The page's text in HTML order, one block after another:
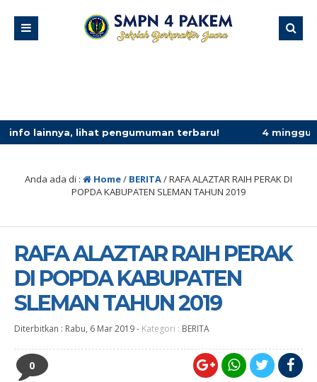
pengumuman terbaru! 4 minggu yang lalu/
Anda ada di : Home/ BERITA/RAFA ALAZTAR RAIH PERAK DI
POPDA KABUPATEN SLEMAN TAHUN 2019
RAFA ALAZTAR RAIH PERAK
DI POPDA KABUPATEN
SLEMAN TAHUN 2019
Diterbitkan : Rabu, 6 Mar 2019- Kategori : BERITA
0